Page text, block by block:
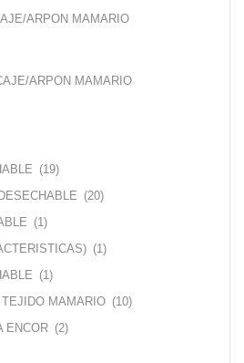
ARPON MAMARIO
ARPON MAMARIO
(19)
(20)
(1)
(1)
(1)
MAMARIO (10)
ENCOR (2)